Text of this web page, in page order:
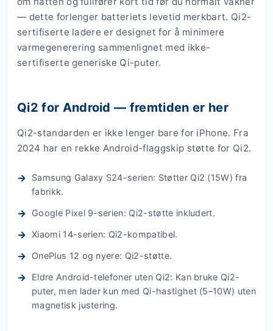
— dette forlenger batteriets levetid merkbart. Qi2-
sertifiserte ladere er designet for å minimere
varmegenerering sammenlignet med ikke-
sertifiserte generiske Qi-puter.
Qi2 for Android — fremtiden er her
Qi2-standarden er ikke lenger bare for iPhone. Fra
2024 har en rekke Android-flaggskip støtte for Qi2.
Samsung Galaxy S24-serien: Støtter Qi2 (15W) fra
fabrikk.
Google Pixel 9-serien: Qi2-støtte inkludert.
Xiaomi 14-serien: Qi2-kompatibel.
OnePlus 12 og nyere: Qi2-støtte.
Eldre Android-telefoner uten Qi2: Kan bruke Qi2-
puter, men lader kun med Qi-hastighet (5–10W) uten
magnetisk justering.